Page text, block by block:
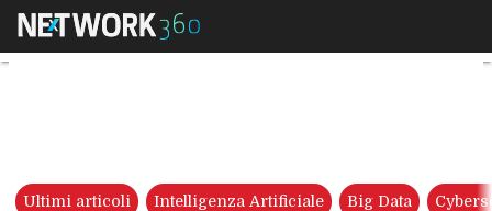
Le regole d’oro per la
Ultimi articoli Intelligenza Artificiale Big Data